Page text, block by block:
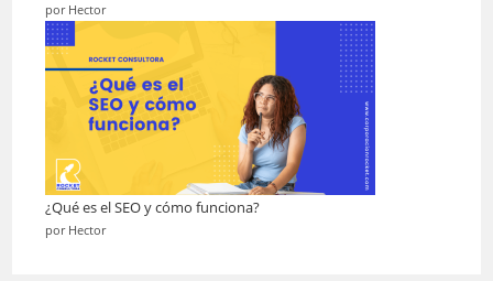
por Hector
¿Qué es el SEO y cómo funciona?
por Hector